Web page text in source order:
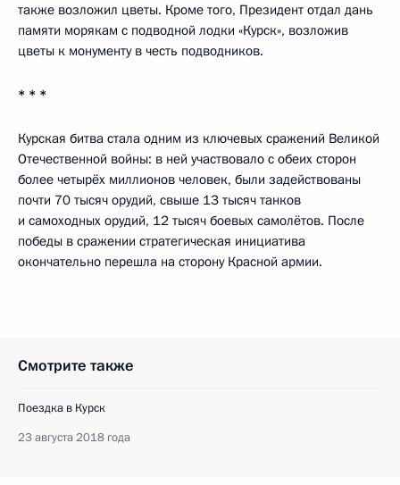
также возложил цветы. Кроме того, Президент отдал дань
памяти морякам с подводной лодки «Курск», возложив
цветы к монументу в честь подводников.
* * *
Курская битва стала одним из ключевых сражений Великой
Отечественной войны: в ней участвовало с обеих сторон
более четырёх миллионов человек, были задействованы
почти 70 тысяч орудий, свыше 13 тысяч танков
и самоходных орудий, 12 тысяч боевых самолётов. После
победы в сражении стратегическая инициатива
окончательно перешла на сторону Красной армии.
Смотрите также
Поездка в Курск
23 августа 2018 года